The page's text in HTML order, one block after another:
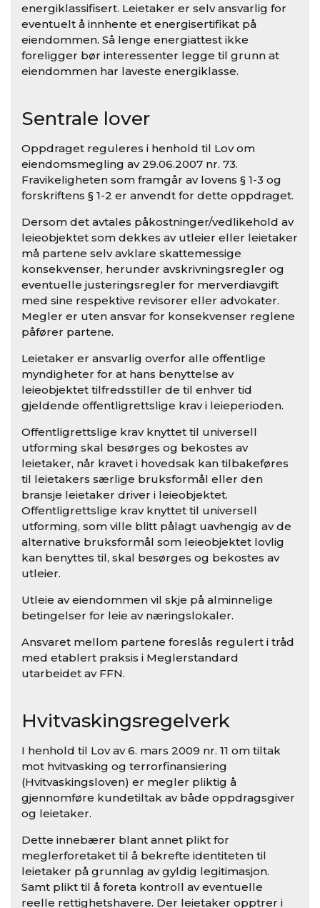
energiklassifisert. Leietaker er selv ansvarlig for
eventuelt å innhente et energisertifikat på
eiendommen. Så lenge energiattest ikke
foreligger bør interessenter legge til grunn at
eiendommen har laveste energiklasse.
Sentrale lover
Oppdraget reguleres i henhold til Lov om
eiendomsmegling av 29.06.2007 nr. 73.
Fravikeligheten som framgår av lovens § 1-3 og
forskriftens § 1-2 er anvendt for dette oppdraget.
Dersom det avtales påkostninger/vedlikehold av
leieobjektet som dekkes av utleier eller leietaker
må partene selv avklare skattemessige
konsekvenser, herunder avskrivningsregler og
eventuelle justeringsregler for merverdiavgift
med sine respektive revisorer eller advokater.
Megler er uten ansvar for konsekvenser reglene
påfører partene.
Leietaker er ansvarlig overfor alle offentlige
myndigheter for at hans benyttelse av
leieobjektet tilfredsstiller de til enhver tid
gjeldende offentligrettslige krav i leieperioden.
Offentligrettslige krav knyttet til universell
utforming skal besørges og bekostes av
leietaker, når kravet i hovedsak kan tilbakeføres
til leietakers særlige bruksformål eller den
bransje leietaker driver i leieobjektet.
Offentligrettslige krav knyttet til universell
utforming, som ville blitt pålagt uavhengig av de
alternative bruksformål som leieobjektet lovlig
kan benyttes til, skal besørges og bekostes av
utleier.
Utleie av eiendommen vil skje på alminnelige
betingelser for leie av næringslokaler.
Ansvaret mellom partene foreslås regulert i tråd
med etablert praksis i Meglerstandard
utarbeidet av FFN.
Hvitvaskingsregelverk
I henhold til Lov av 6. mars 2009 nr. 11 om tiltak
mot hvitvasking og terrorfinansiering
(Hvitvaskingsloven) er megler pliktig å
gjennomføre kundetiltak av både oppdragsgiver
og leietaker.
Dette innebærer blant annet plikt for
meglerforetaket til å bekrefte identiteten til
leietaker på grunnlag av gyldig legitimasjon.
Samt plikt til å foreta kontroll av eventuelle
reelle rettighetshavere. Der leietaker opptrer i